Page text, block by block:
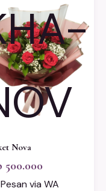
Nova
500.000
Pesan via WA